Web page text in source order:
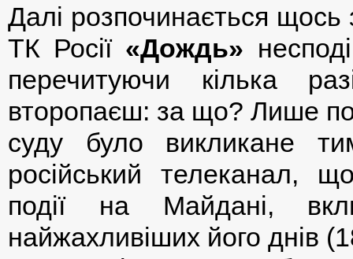
Далі розпочинається щось
ТК Росії «Дождь»
перечитуючи кілька
второпаєш: за що? Лише
суду було викликане
російський телеканал,
події на Майдані,
найжахливіших його днів